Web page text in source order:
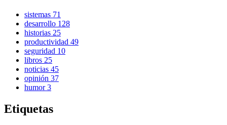
sistemas 71
desarrollo 128
historias 25
productividad 49
seguridad 10
libros 25
noticias 45
opinión 37
humor3
Etiquetas